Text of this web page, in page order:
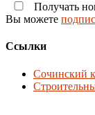
Получать
Вы можете
Ссылки
Сочинский